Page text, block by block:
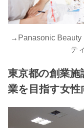
→ Panasonic
テ
東京都の創業
業を目指す女